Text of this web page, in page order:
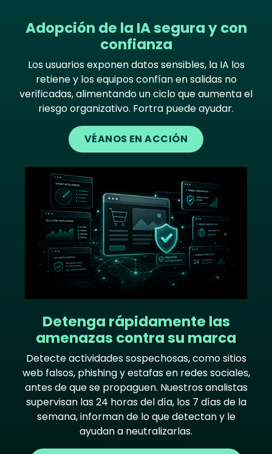
Adopción de la IA segura y con
confianza
Los usuarios exponen datos sensibles, la IA los
retiene y los equipos confían en salidas no
verificadas, alimentando un ciclo que aumenta el
riesgo organizativo. Fortra puede ayudar.
VÉANOS EN ACCIÓN
Detenga rápidamente las
amenazas contra su marca
Detecte actividades sospechosas, como sitios
web falsos, phishing y estafas en redes sociales,
antes de que se propaguen. Nuestros analistas
supervisan las 24 horas del día, los 7 días de la
semana, informan de lo que detectan y le
ayudan a neutralizarlas.